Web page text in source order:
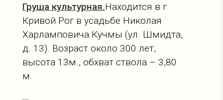
Груша культурная.Находится в г.
Кривой Рог в усадьбе Николая
Харламповича Кучмы (ул. Шмидта,
д. 13). Возраст около 300 лет,
высота 13м., обхват ствола – 3,80
м.